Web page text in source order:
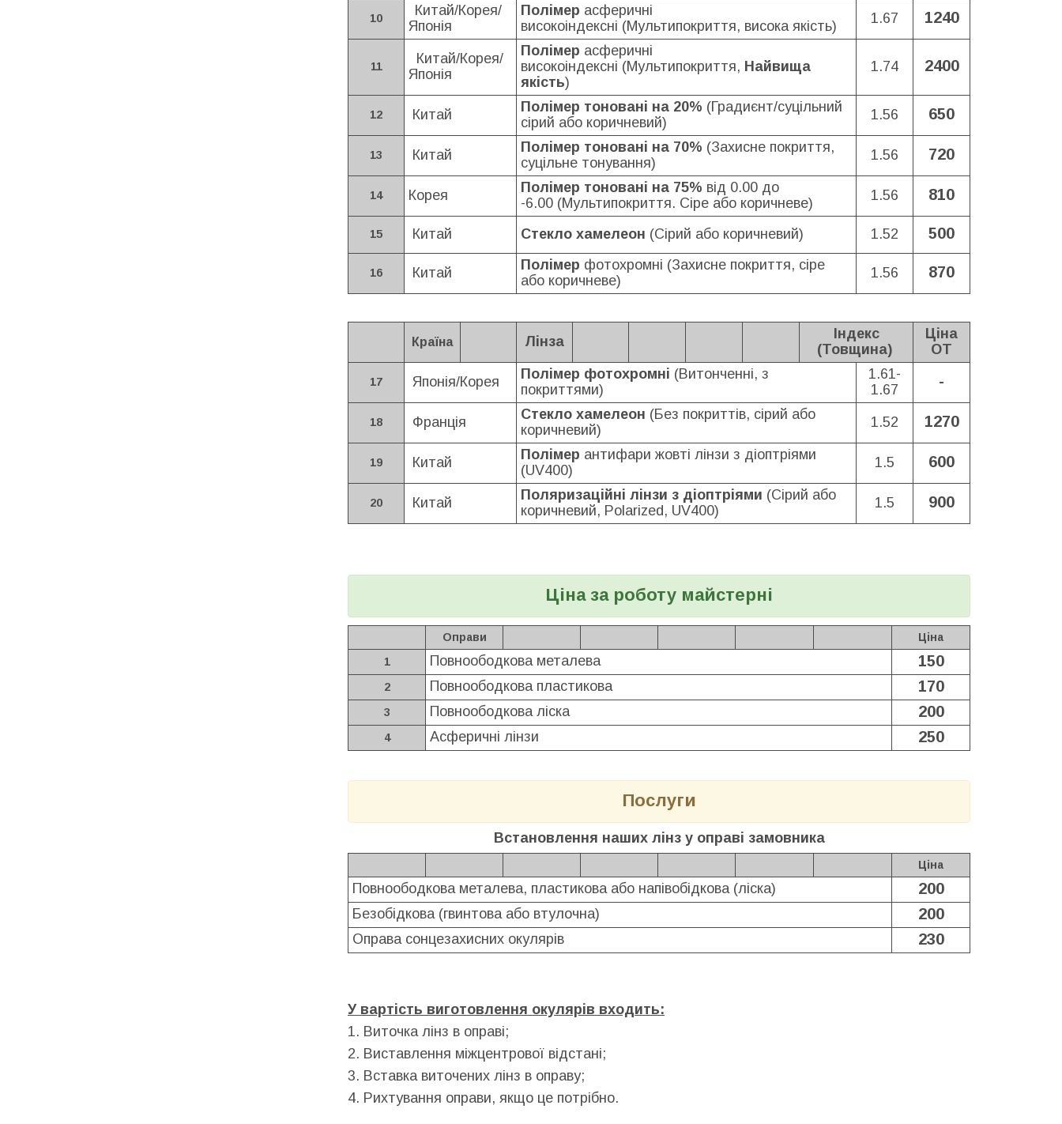
10
Китай/Корея/
Японія
Полімер асферичні
високоіндексні (Мультипокриття, висока якість) 1.67 1240
11
Китай/Корея/
Японія
Полімер асферичні
високоіндексні (Мультипокриття, Найвища
якість)
1.74 2400
12 Китай Полімер тоновані на 20% (Градиєнт/суцільний
сірий або коричневий)
1.56 650
13 Китай Полімер тоновані на 70% (Захисне покриття,
суцільне тонування)
1.56 720
14 Корея Полімер тоновані на 75% від 0.00 до
-6.00 (Мультипокриття. Сіре або коричневе) 1.56 810
15 Китай Стекло хамелеон (Сірий або коричневий) 1.52 500
16 Китай Полімер фотохромні (Захисне покриття, сіре
або коричневе) 1.56 870
Країна Лінза
Індекс
(Товщина)
Ціна
ОТ
17 Японія/Корея Полімер фотохромні (Витонченні, з
покриттями)
1.61-
1.67
-
18 Франція Стекло хамелеон (Без покриттів, сірий або
коричневий)
1.52 1270
19 Китай Полімер антифари жовті лінзи з діоптріями
(UV400)
1.5 600
20 Китай Поляризаційні лінзи з діоптріями (Сірий або
коричневий, Polarized, UV400)
1.5 900
Ціна за роботу майстерні
Оправи
Ціна
1
Повноободкова металева 150
2 Повноободкова пластикова 170
3 Повноободкова ліска 200
4 Асферичні лінзи 250
Послуги
Встановлення наших лінз у оправі замовника
Ціна
Повноободкова металева, пластикова або напівобідкова (ліска) 200
Безобідкова (гвинтова або втулочна) 200
Оправа сонцезахисних окулярів 230
У вартість виготовлення окулярів входить:
1. Виточка лінз в оправі;
2. Виставлення міжцентрової відстані;
3. Вставка виточених лінз в оправу;
4. Рихтування оправи, якщо це потрібно.